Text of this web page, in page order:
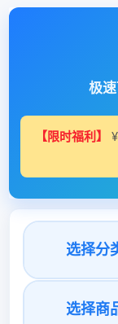
极
【限时福利】
选择分
选择商